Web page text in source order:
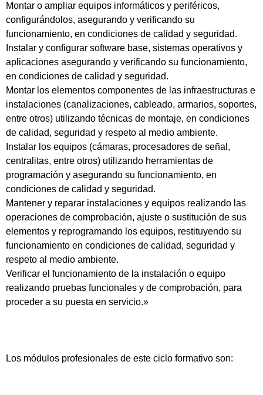
Montar o ampliar equipos informáticos y periféricos,
configurándolos, asegurando y verificando su
funcionamiento, en condiciones de calidad y seguridad.
Instalar y configurar software base, sistemas operativos y
aplicaciones asegurando y verificando su funcionamiento,
en condiciones de calidad y seguridad.
Montar los elementos componentes de las infraestructuras e
instalaciones (canalizaciones, cableado, armarios, soportes,
entre otros) utilizando técnicas de montaje, en condiciones
de calidad, seguridad y respeto al medio ambiente.
Instalar los equipos (cámaras, procesadores de señal,
centralitas, entre otros) utilizando herramientas de
programación y asegurando su funcionamiento, en
condiciones de calidad y seguridad.
Mantener y reparar instalaciones y equipos realizando las
operaciones de comprobación, ajuste o sustitución de sus
elementos y reprogramando los equipos, restituyendo su
funcionamiento en condiciones de calidad, seguridad y
respeto al medio ambiente.
Verificar el funcionamiento de la instalación o equipo
realizando pruebas funcionales y de comprobación, para
proceder a su puesta en servicio.»
Los módulos profesionales de este ciclo formativo son: